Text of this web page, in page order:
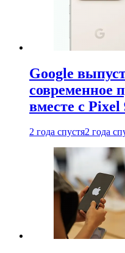
Google
современное
вместе с Pixel
2 года спустя2 года